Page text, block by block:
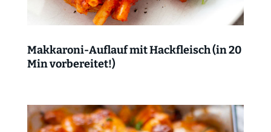
Makkaroni-Auflauf mit Hackfleisch (in 20
Min vorbereitet!)